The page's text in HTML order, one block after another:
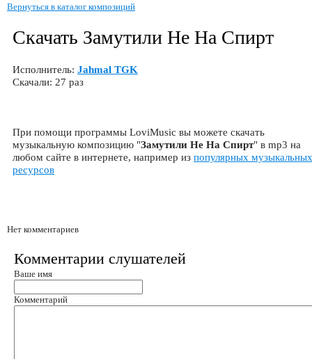
Вернуться в каталог композиций
Скачать Замутили Не На Спирт
Исполнитель: Jahmal TGK
Скачали: 27 раз
При помощи программы LoviMusic вы можете скачать
музыкальную композицию "Замутили Не На Спирт" в mp3 на
любом сайте в интернете, например из популярных музыкальных
ресурсов
Нет комментариев
Комментарии слушателей
Ваше имя
Комментарий